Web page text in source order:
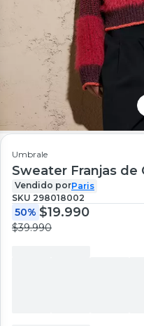
Umbrale
Sweater Franjas de
Vendido porParis
SKU 298018002
50% $19.990
$39.990